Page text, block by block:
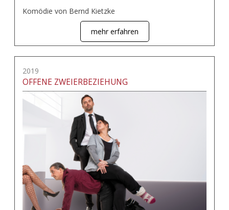
Komödie von Bernd Kietzke
mehr erfahren
2019
OFFENE ZWEIERBEZIEHUNG